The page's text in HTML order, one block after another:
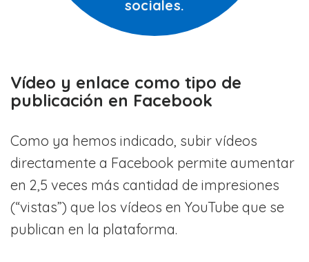
sociales.
Vídeo y enlace como tipo de
publicación en Facebook
Como ya hemos indicado, subir vídeos
directamente a Facebook permite aumentar
en 2,5 veces más cantidad de impresiones
(“vistas”) que los vídeos en YouTube que se
publican en la plataforma.